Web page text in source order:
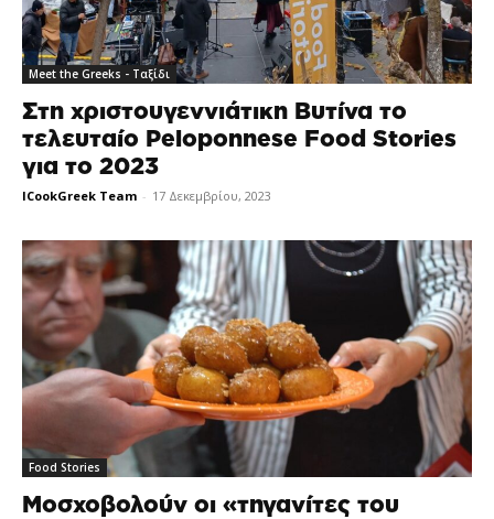
Meet the Greeks - Ταξίδι
Στη χριστουγεννιάτικη Βυτίνα το
τελευταίο Peloponnese Food Stories
για το 2023
ICookGreek Team - 17 Δεκεμβρίου, 2023
Food Stories
Μοσχοβολούν οι «τηγανίτες του